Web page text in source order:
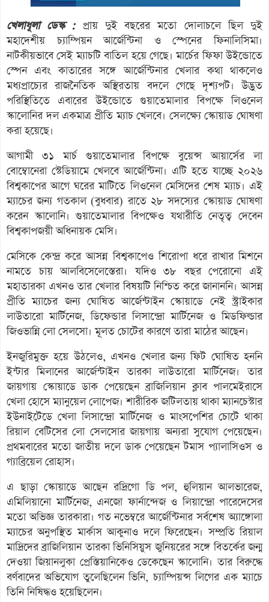
খেলাধূলা ডেস্ক :প্রায় দুই বছরের মতো দোলাচলে ছিল দুই
মহাদেশীয় চ্যাম্পিয়ন আর্জেন্টিনা ও স্পেনের ফিনালিসিমা।
নাটকীয়ভাবে সেই ম্যাচটি বাতিল হয়ে গেছে। মার্চের ফিফা উইন্ডোতে
স্পেন এবং কাতারের সঙ্গে আর্জেন্টিনার খেলার কথা থাকলেও
মধ্যপ্রাচ্যের রাজনৈতিক অস্থিরতায় বদলে গেছে দৃশ্যপট। উদ্ভুত
পরিস্থিতিতে এবারের উইন্ডোতে গুয়াতেমালার বিপক্ষে লিওনেল
স্কালোনির দল একমাত্র প্রীতি ম্যাচ খেলবে। সেলক্ষ্যে স্কোয়াড ঘোষণা
করা হয়েছে।
আগামী ৩১ মার্চ গুয়াতেমালার বিপক্ষে বুয়েন্স আয়ার্সের লা
বোম্বোনেরা স্টেডিয়ামে খেলবে আর্জেন্টিনা। এটি হতে যাচ্ছে ২০২৬
বিশ্বকাপের আগে ঘরের মাটিতে লিওনেল মেসিদের শেষ ম্যাচ। এই
ম্যাচের জন্য গতকাল (বুধবার) রাতে ২৮ সদস্যের স্কোয়াড ঘোষণা
করেন স্কালোনি। গুয়াতেমালার বিপক্ষেও যথারীতি নেতৃত্ব দেবেন
বিশ্বকাপজয়ী অধিনায়ক মেসি।
মেসিকে কেন্দ্র করে আসন্ন বিশ্বকাপেও শিরোপা ধরে রাখার মিশনে
নামতে চায় আলবিসেলেস্তেরা। যদিও ৩৮ বছর পেরোনো এই
মহাতারকা এখনও তার খেলার বিষয়টি নিশ্চিত করে জানাননি। আসন্ন
প্রীতি ম্যাচের জন্য ঘোষিত আর্জেন্টাইন স্কোয়াডে নেই স্ট্রাইকার
লাউতারো মার্টিনেজ, ডিফেন্ডার লিসান্দ্রো মার্টিনেজ ও মিডফিল্ডার
জিওভান্নি লো সেলসো। মূলত চোটের কারণে তারা মাঠের আছেন।
ইনজুরিমুক্ত হয়ে উঠলেও, এখনও খেলার জন্য ফিট ঘোষিত হননি
ইন্টার মিলানের আর্জেন্টাইন তারকা লাউতারো মার্টিনেজ। তার
জায়গায় স্কোয়াডে ডাক পেয়েছেন ব্রাজিলিয়ান ক্লাব পালমেইরাসে
খেলা হোসে ম্যানুয়েল লোপেজ। শারীরিক জটিলতায় থাকা ম্যানচেস্টার
ইউনাইটেডে খেলা লিসান্দ্রো মার্টিনেজ ও মাংসপেশির চোটে থাকা
রিয়াল বেটিসের লো সেলসোর জায়গায় অন্যরা সুযোগ পেয়েছেন।
প্রথমবারের মতো জাতীয় দলে ডাক পেয়েছেন টমাস প্যালাসিওস ও
গ্যাব্রিয়েল রোহাস।
এ ছাড়া স্কোয়াডে আছেন রদ্রিগো ডি পল, হুলিয়ান আলভারেজ,
এমিলিয়ানো মার্টিনেজ, এনজো ফার্নান্দেজ ও লিয়ান্দ্রো পারেদেসের
মতো অভিজ্ঞ তারকারা। গত নভেম্বরে আর্জেন্টিনার সর্বশেষ অ্যাঙ্গোলা
ম্যাচের অনুপস্থিত মার্কাস আকুনাও দলে ফিরেছেন। সম্প্রতি রিয়াল
মাদ্রিদের ব্রাজিলিয়ান তারকা ভিনিসিয়ুস জুনিয়রের সঙ্গে বিতর্কের জন্ম
দেওয়া জিয়ানলুকা প্রেস্তিয়ানিকেও ডেকেছেন স্কালোনি। তার বিরুদ্ধে
বর্ণবাদের অভিযোগ তুলেছিলেন ভিনি, চ্যাম্পিয়ন্স লিগের এক ম্যাচে
তিনি নিষিদ্ধও হয়েছিলেন।